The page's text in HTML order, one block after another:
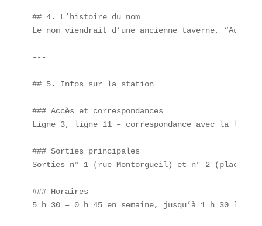
## 4. L’histoire du nom
Le nom viendrait d’une ancienne taverne, “Au
---
## 5. Infos sur la station
### Accès et correspondances
Ligne 3, ligne 11 – correspondance avec la ligne
### Sorties principales
Sorties n° 1 (rue Montorgueil) et n° 2 (place de
### Horaires
5 h 30 – 0 h 45 en semaine, jusqu’à 1 h 30 le